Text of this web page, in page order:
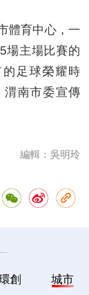
育中心，一
場主場比賽的
足球榮耀時
南市委宣傳
編輯：吳明玲
創 城市